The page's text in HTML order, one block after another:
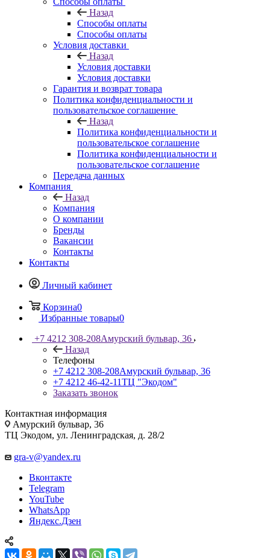
Назад
Способы оплаты
Способы оплаты
Условия доставки
Назад
Условия доставки
Условия доставки
Гарантия и возврат товара
Политика конфиденциальности и
пользовательское соглашение
Назад
Политика конфиденциальности и
пользовательское соглашение
Политика конфиденциальности и
пользовательское соглашение
Передача данных
Компания
Назад
Компания
О компании
Бренды
Вакансии
Контакты
Контакты
Личный кабинет
Корзина0
Избранные товары0
+7 4212 308-208Амурский бульвар, 36
Назад
Телефоны
+7 4212 308-208Амурский бульвар, 36
+7 4212 46-42-11ТЦ "Экодом"
Заказать звонок
Контактная информация
Амурский бульвар, 36
ТЦ Экодом, ул. Ленинградская, д. 28/2
gra-v@yandex.ru
Вконтакте
Telegram
YouTube
WhatsApp
Яндекс.Дзен